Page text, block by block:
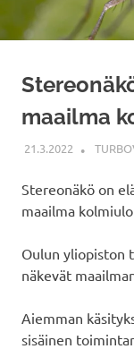
maailma
21.3.2022
Stereonäkö on
maailma
Oulun yliopiston
näkevät
Aiemman
sisäinen